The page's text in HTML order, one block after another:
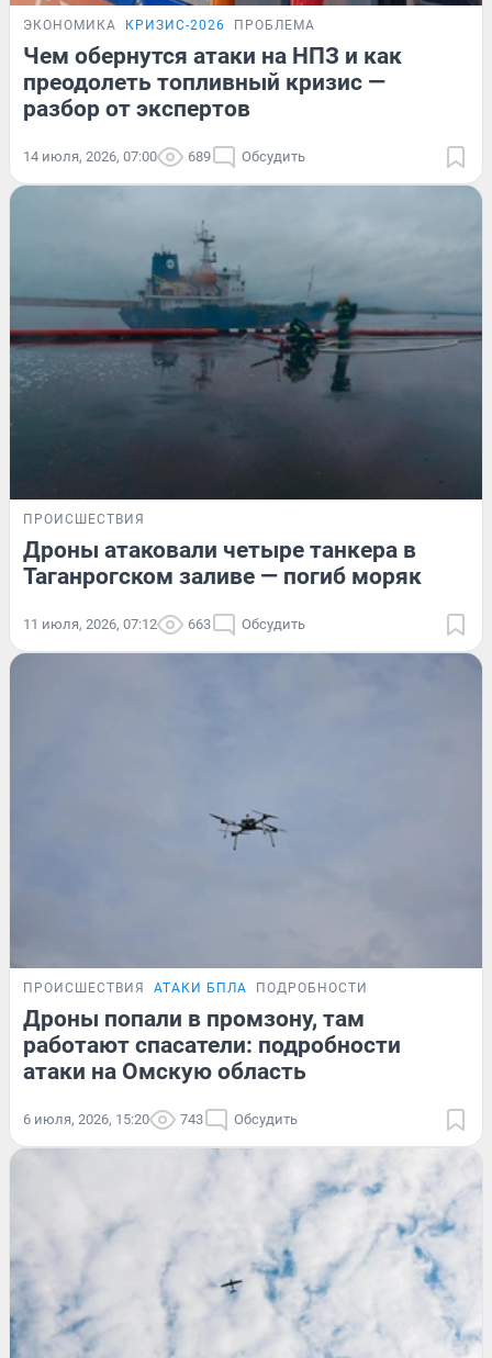
ЭКОНОМИКА КРИЗИС-2026 ПРОБЛЕМА
Чем обернутся атаки на НПЗ и как
преодолеть топливный кризис —
разбор от экспертов
14 июля, 2026, 07:00 689 Обсудить
ПРОИСШЕСТВИЯ
Дроны атаковали четыре танкера в
Таганрогском заливе — погиб моряк
11 июля, 2026, 07:12 663 Обсудить
ПРОИСШЕСТВИЯ АТАКИ БПЛА ПОДРОБНОСТИ
Дроны попали в промзону, там
работают спасатели: подробности
атаки на Омскую область
6 июля, 2026, 15:20 743 Обсудить